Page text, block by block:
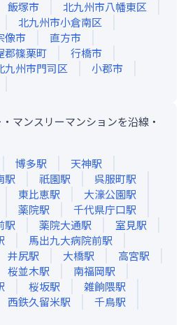
飯塚市
北九州市八幡東区
北九州市小倉南区
像市
直方市
郡篠栗町
行橋市
九州市門司区
小郡市
マンスリーマンションを沿線・
博多駅 天神駅
駅 祇園駅 呉服町駅
東比恵駅 大濠公園駅
薬院駅 千代県庁口駅
駅 薬院大通駅 室見駅
馬出九大病院前駅
井尻駅 大橋駅 高宮駅
桜並木駅 南福岡駅
桜坂駅 雑餉隈駅
西鉄久留米駅 千鳥駅